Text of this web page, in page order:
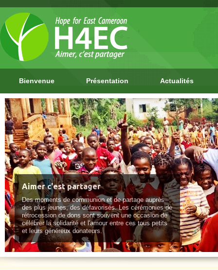
Bienvenue Présentation Actualités
Aimer c'est partager
Des moments de communion et de partage auprès
des plus jeunes, des défavorisés. Les cérémonies de
rétrocession de dons sont souvent une occasion de
célébrer la solidarité et l'amour entre ces tous petits
et leurs généreux donateurs.